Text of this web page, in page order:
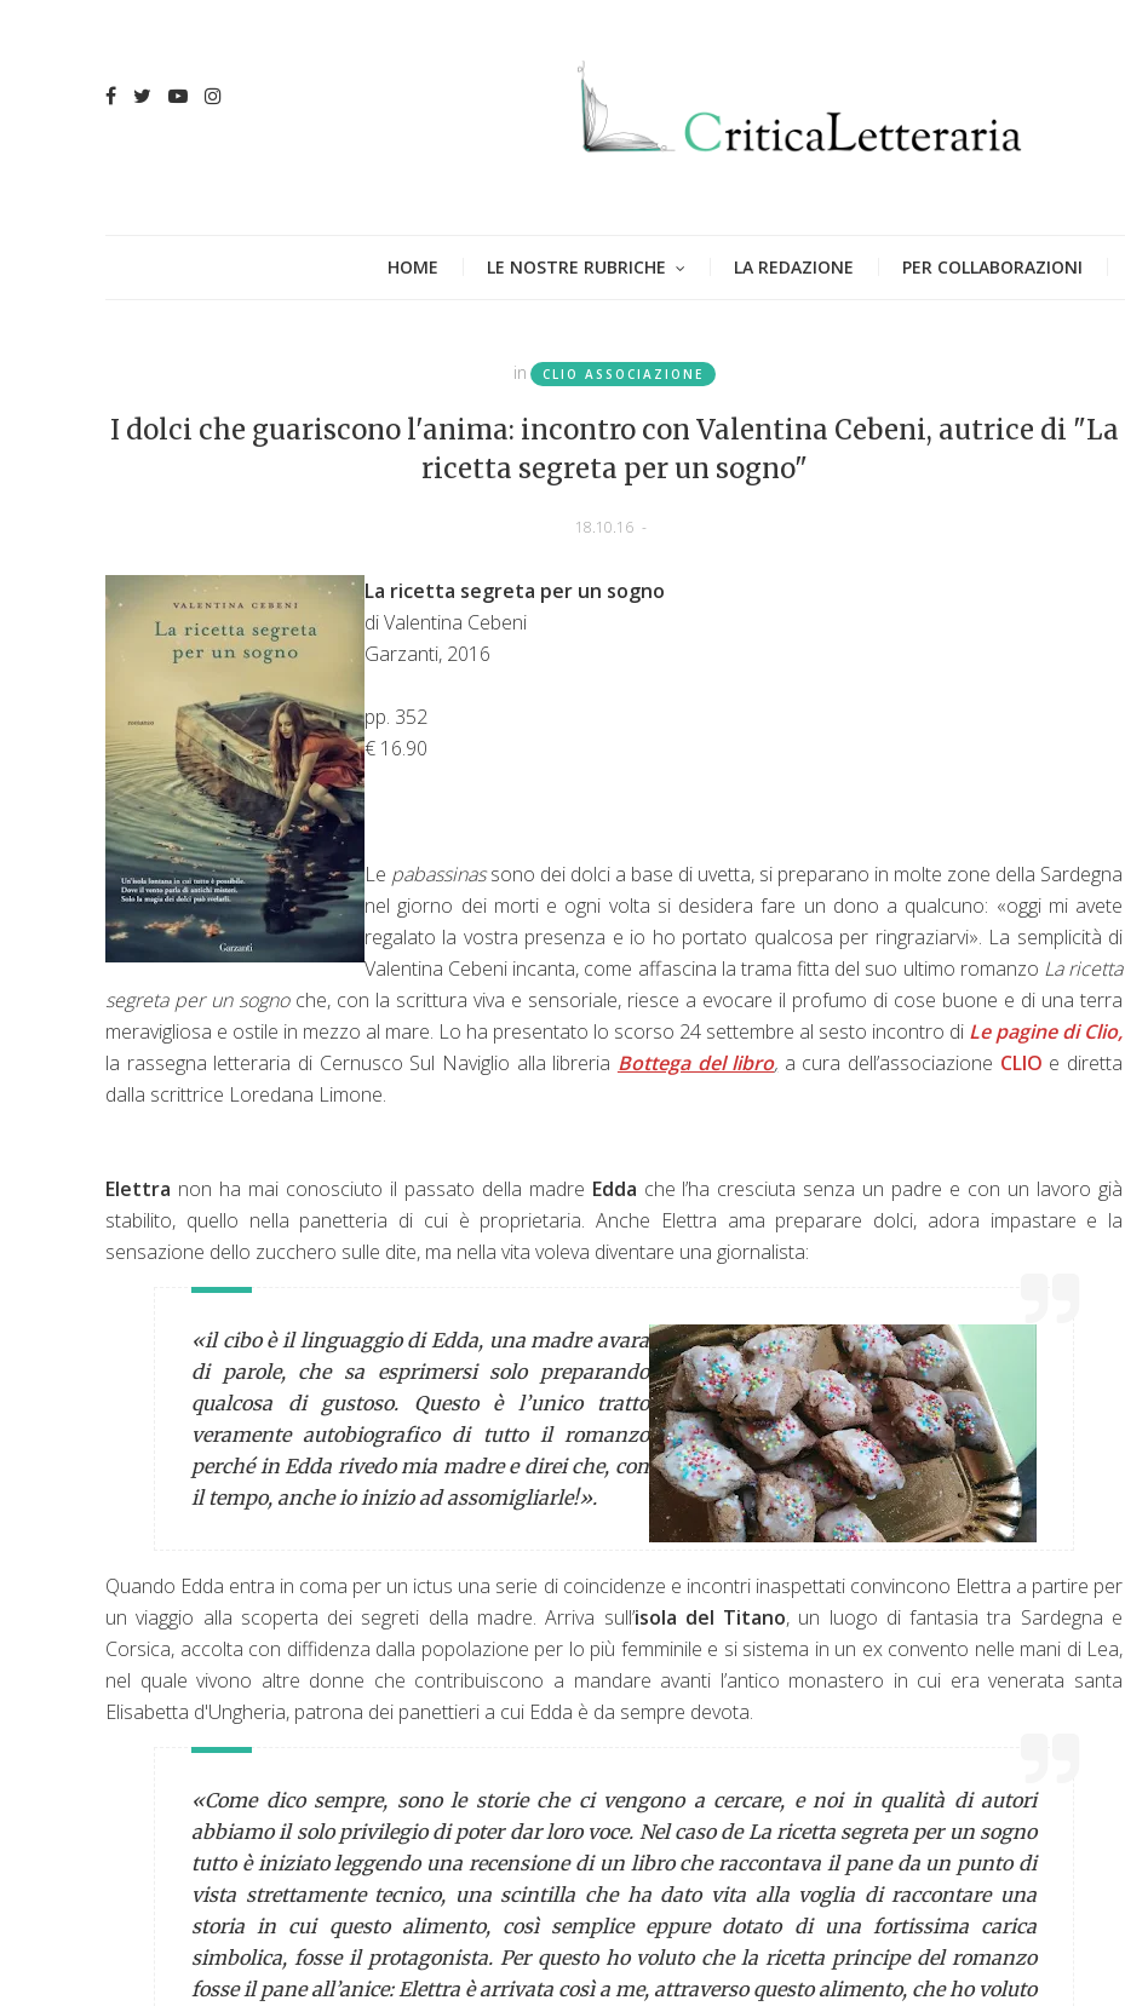
HOME LE NOSTRE RUBRICHE LA REDAZIONE PER COLLABORAZIONI
in CLIO ASSOCIAZIONE
I dolci che guariscono l'anima: incontro con Valentina Cebeni, autrice di "La
ricetta segreta per un sogno"
18.10.16 -
La ricetta segreta per un sogno
di Valentina Cebeni
Garzanti, 2016
pp. 352
€ 16.90
Le pabassinassono dei dolci a base di uvetta, si preparano in molte zone della Sardegna
nel giorno dei morti e ogni volta si desidera fare un dono a qualcuno: «oggi mi avete
regalato la vostra presenza e io ho portato qualcosa per ringraziarvi». La semplicità di
Valentina Cebeni incanta, come affascina la trama fitta del suo ultimo romanzo La ricetta
segreta per un sognoche, con la scrittura viva e sensoriale, riesce a evocare il profumo di cose buone e di una terra
meravigliosa e ostile in mezzo al mare. Lo ha presentato lo scorso 24 settembre al sesto incontro di Le pagine di Clio,
la rassegna letteraria di Cernusco Sul Naviglio alla libreria Bottega del libro, a cura dell’associazione CLIO e diretta
dalla scrittrice Loredana Limone.
Elettra non ha mai conosciuto il passato della madre Edda che l’ha cresciuta senza un padre e con un lavoro già
stabilito, quello nella panetteria di cui è proprietaria. Anche Elettra ama preparare dolci, adora impastare e la
sensazione dello zucchero sulle dite, ma nella vita voleva diventare una giornalista:
«il cibo è il linguaggio di Edda, una madre avara
di parole, che sa esprimersi solo preparando
qualcosa di gustoso. Questo è l’unico tratto
veramente autobiografico di tutto il romanzo
perché in Edda rivedo mia madre e direi che, con
il tempo, anche io inizio ad assomigliarle!».
Quando Edda entra in coma per un ictus una serie di coincidenze e incontri inaspettati convincono Elettra a partire per
un viaggio alla scoperta dei segreti della madre. Arriva sull’isola del Titano, un luogo di fantasia tra Sardegna e
Corsica, accolta con diffidenza dalla popolazione per lo più femminile e si sistema in un ex convento nelle mani di Lea,
nel quale vivono altre donne che contribuiscono a mandare avanti l’antico monastero in cui era venerata santa
Elisabetta d'Ungheria, patrona dei panettieri a cui Edda è da sempre devota.
«Come dico sempre, sono le storie che ci vengono a cercare, e noi in qualità di autori
abbiamo il solo privilegio di poter dar loro voce. Nel caso de La ricetta segreta per un sogno
tutto è iniziato leggendo una recensione di un libro che raccontava il pane da un punto di
vista strettamente tecnico, una scintilla che ha dato vita alla voglia di raccontare una
storia in cui questo alimento, così semplice eppure dotato di una fortissima carica
simbolica, fosse il protagonista. Per questo ho voluto che la ricetta principe del romanzo
fosse il pane all’anice: Elettra è arrivata così a me, attraverso questo alimento, che ho voluto